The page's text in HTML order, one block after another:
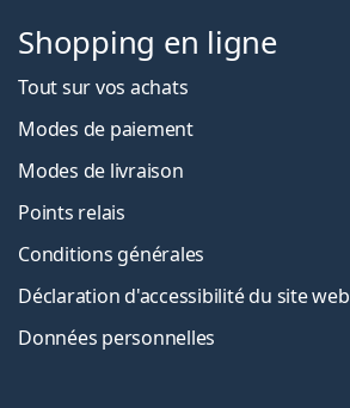
Shopping en ligne
Tout sur vos achats
Modes de paiement
Modes de livraison
Points relais
Conditions générales
Déclaration d'accessibilité du site web
Données personnelles